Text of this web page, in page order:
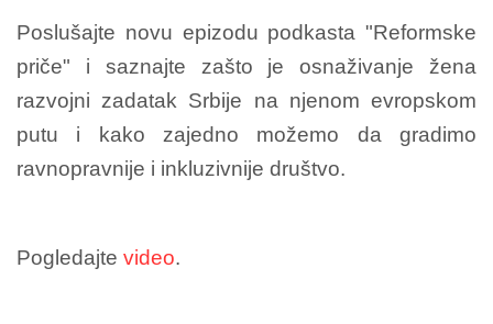
Poslušajte novu epizodu podkasta "Reformske
priče" i saznajte zašto je osnaživanje žena
razvojni zadatak Srbije na njenom evropskom
putu i kako zajedno možemo da gradimo
ravnopravnije i inkluzivnije društvo.
Pogledajte video.